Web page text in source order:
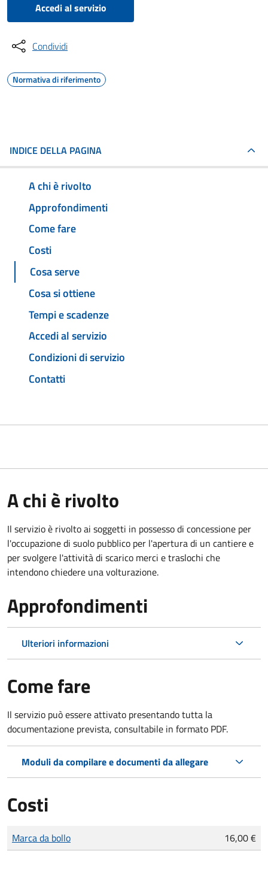
Accedi al servizio
Condividi
Normativa di riferimento
INDICE DELLA PAGINA
A chi è rivolto
Approfondimenti
Come fare
Costi
Cosa serve
Cosa si ottiene
Tempi e scadenze
Accedi al servizio
Condizioni di servizio
Contatti
A chi è rivolto
Il servizio è rivolto ai soggetti in possesso di concessione per
l'occupazione di suolo pubblico per l'apertura di un cantiere e
per svolgere l'attività di scarico merci e traslochi che
intendono chiedere una volturazione.
Approfondimenti
Ulteriori informazioni
Come fare
Il servizio può essere attivato presentando tutta la
documentazione prevista, consultabile in formato PDF.
Moduli da compilare e documenti da allegare
Costi
Tipo di pagamento
Importo
Marca da bollo 16,00 €